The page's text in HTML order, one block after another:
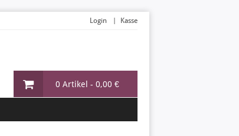
0 Artikel - 0,00 €
Login Kasse